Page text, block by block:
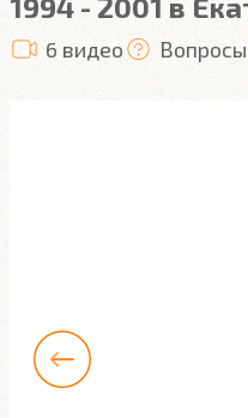
6 видео Вопросы